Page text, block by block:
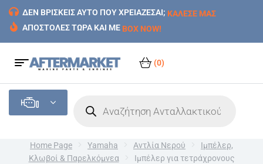
ΔΕΝ ΒΡΙΣΚΕΙΣ ΑΥΤΟ ΠΟΥ ΧΡΕΙΑΖΕΣΑΙ; ΚΑΛΕΣΕ ΜΑΣ
ΑΠΟΣΤΟΛΕΣ ΤΩΡΑ ΚΑΙ ΜΕ BOX NOW!
(0)
Home Page Yamaha Αντλία Νερού
Ιμπέλερ,
Κλωβοί & Παρελκόμνεα
Ιμπέλερ για τετράχρονους